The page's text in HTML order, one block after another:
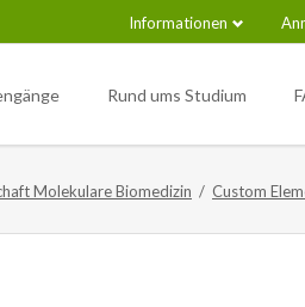
Informationen
Infection (M.Sc.)
Rund ums Studium
Molekulare Biomedizin Custom